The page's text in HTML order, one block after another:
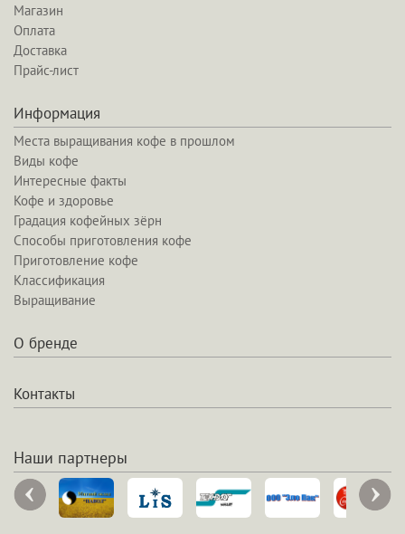
О бренде
Магазин
Оплата
Доставка
Прайс-лист
Информация
Места выращивания кофе в прошлом
Виды кофе
Интересные факты
Кофе и здоровье
Градация кофейных зёрн
Способы приготовления кофе
Приготовление кофе
Классификация
Выращивание
Контакты
Наши партнеры